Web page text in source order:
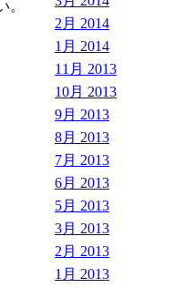
。
2月 2014
1月 2014
11月 2013
10月 2013
9月 2013
8月 2013
7月 2013
6月 2013
5月 2013
3月 2013
2月 2013
1月 2013